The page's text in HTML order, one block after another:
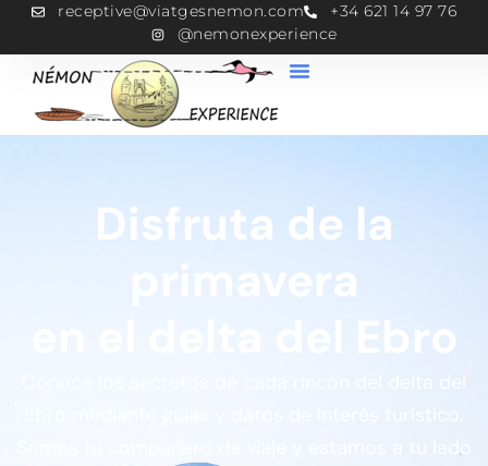
receptive@viatgesnemon.com
+34 621 14 97 76
@nemonexperience
Disfruta de la
primavera
en el delta del Ebro
Conoce los secretos de cada rincón del delta del
Somos tu compañero de viaje y estamos a tu lado